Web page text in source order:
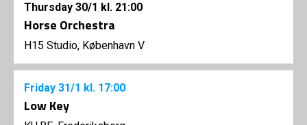
Thursday 30/1 kl. 21:00
Horse Orchestra
H15 Studio, København V
Friday 31/1 kl. 17:00
Low Key